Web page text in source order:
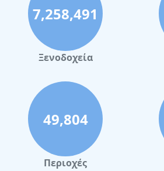
Ξενοδοχεία στο Λουτράκι
Ξενοδοχεία στη Σκιάθο
Ξενοδοχεία στην Πόλη Χανίων
Ξενοδοχεία στη Ρώμη
Ξενοδοχεία στην Καστοριά
Ξενοδοχεία στην Αλεξανδρούπολη
Ξενοδοχεία στη Σκόπελο
7,258,491
Ξενοδοχεία
49,804
Περιοχές